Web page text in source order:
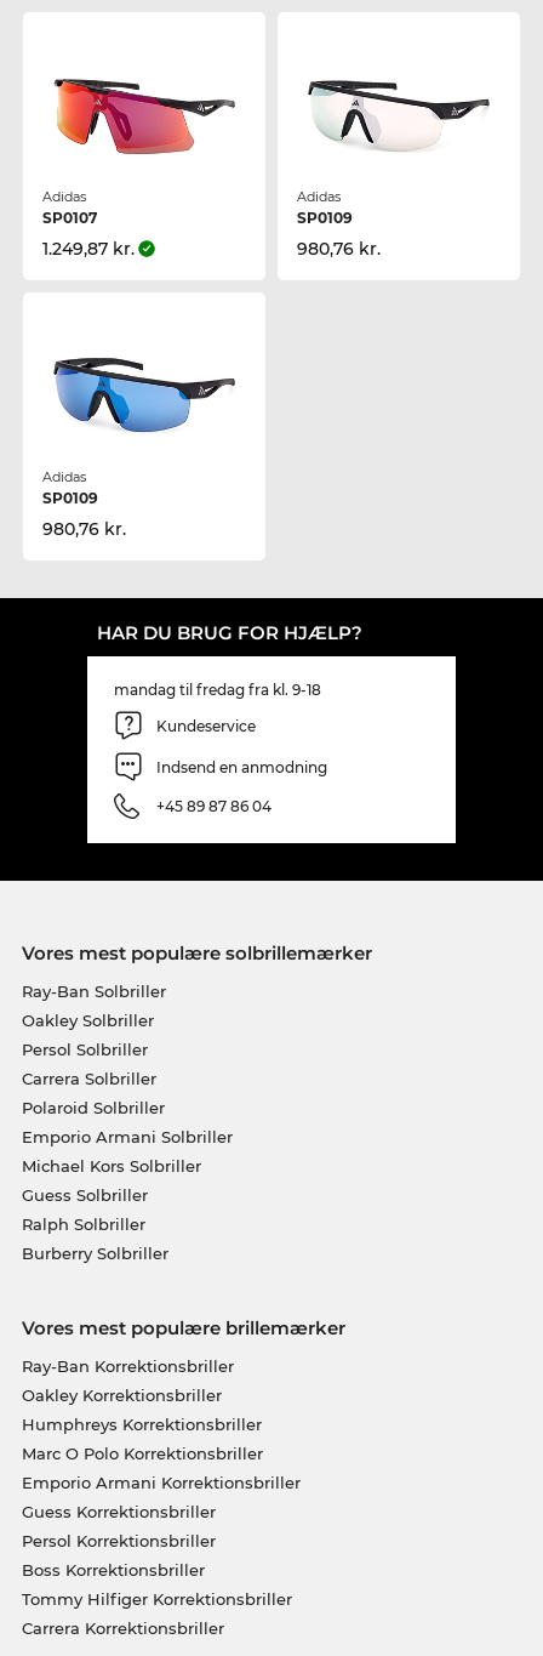
Adidas
SP0107
1.249,87 kr.
Adidas
SP0109
980,76 kr.
Adidas
SP0109
980,76 kr.
HAR DU BRUG FOR HJÆLP?
mandag til fredag fra kl. 9-18
Kundeservice
Indsend en anmodning
+45 89 87 86 04
Vores mest populære solbrillemærker
Ray-Ban Solbriller
Oakley Solbriller
Persol Solbriller
Carrera Solbriller
Polaroid Solbriller
Emporio Armani Solbriller
Michael Kors Solbriller
Guess Solbriller
Ralph Solbriller
Burberry Solbriller
Vores mest populære brillemærker
Ray-Ban Korrektionsbriller
Oakley Korrektionsbriller
Humphreys Korrektionsbriller
Marc O Polo Korrektionsbriller
Emporio Armani Korrektionsbriller
Guess Korrektionsbriller
Persol Korrektionsbriller
Boss Korrektionsbriller
Tommy Hilfiger Korrektionsbriller
Carrera Korrektionsbriller